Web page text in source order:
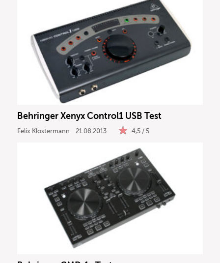
Behringer Xenyx Control1 USB Test
Felix Klostermann 21.08.2013 4,5 / 5